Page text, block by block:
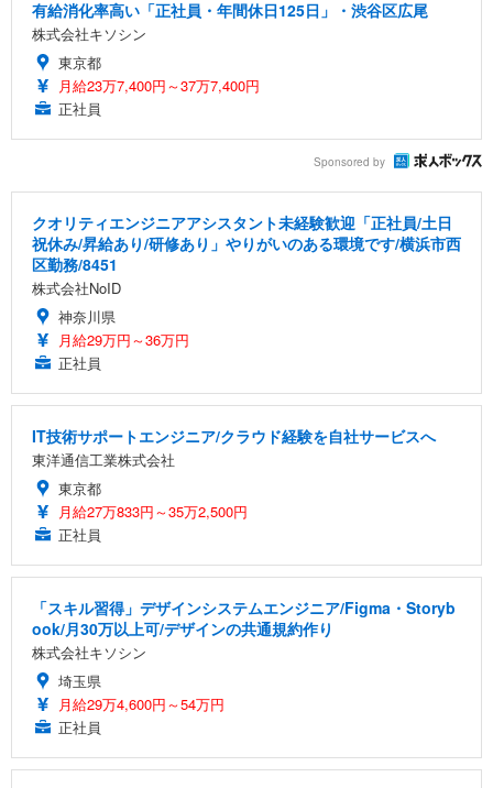
有給消化率高い「正社員・年間休日125日」・渋谷区広尾
株式会社キソシン
東京都
月給23万7,400円～37万7,400円
正社員
Sponsored by
クオリティエンジニアアシスタント未経験歓迎「正社員/土日
祝休み/昇給あり/研修あり」やりがいのある環境です/横浜市西
区勤務/8451
株式会社NoID
神奈川県
月給29万円～36万円
正社員
IT技術サポートエンジニア/クラウド経験を自社サービスへ
東洋通信工業株式会社
東京都
月給27万833円～35万2,500円
正社員
「スキル習得」デザインシステムエンジニア/Figma・Storyb
ook/月30万以上可/デザインの共通規約作り
株式会社キソシン
埼玉県
月給29万4,600円～54万円
正社員